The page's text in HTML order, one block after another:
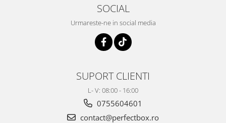
SOCIAL
Urmareste-ne in social media
SUPORT CLIENTI
L- V: 08:00 - 16:00
0755604601
contact@perfectbox.ro